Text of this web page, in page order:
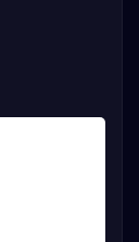
Panjang,